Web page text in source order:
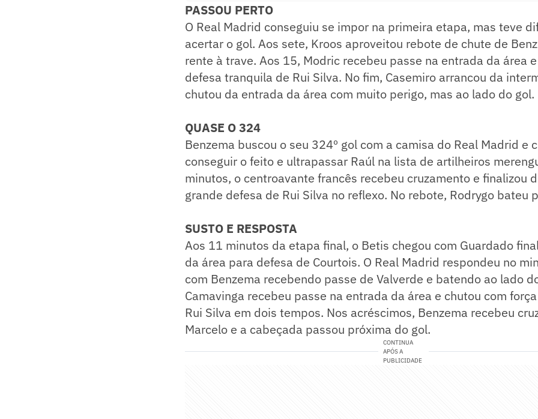
PASSOU PERTO
O Real Madrid conseguiu se impor na primeira etapa, mas teve
acertar o gol. Aos sete, Kroos aproveitou rebote de chute de
rente à trave. Aos 15, Modric recebeu passe na entrada da área
defesa tranquila de Rui Silva. No fim, Casemiro arrancou da
chutou da entrada da área com muito perigo, mas ao lado do gol.
QUASE O 324
Benzema buscou o seu 324º gol com a camisa do Real Madrid e
conseguir o feito e ultrapassar Raúl na lista de artilheiros
minutos, o centroavante francês recebeu cruzamento e finalizou
grande defesa de Rui Silva no reflexo. No rebote, Rodrygo bateu
SUSTO E RESPOSTA
Aos 11 minutos da etapa final, o Betis chegou com Guardado
da área para defesa de Courtois. O Real Madrid respondeu no
com Benzema recebendo passe de Valverde e batendo ao lado
Camavinga recebeu passe na entrada da área e chutou com
Rui Silva em dois tempos. Nos acréscimos, Benzema recebeu
Marcelo e a cabeçada passou próxima do gol.
CONTINUA
APÓS A
PUBLICIDADE